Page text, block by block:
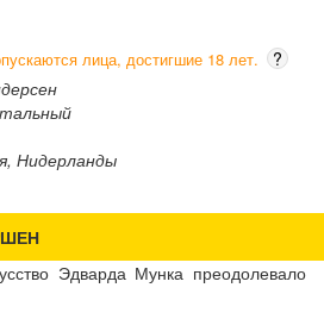
лица, достигшие 18 лет.
?
Нидерланды
Эдварда Мунка преодолевало